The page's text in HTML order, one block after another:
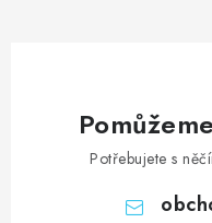
Potřebujete s